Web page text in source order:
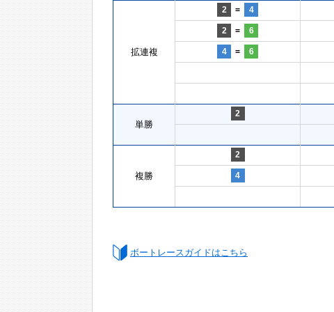
拡連複
2 = 4
2 = 6
4 = 6
単勝
2
複勝
2
4
ボートレースガイドはこちら